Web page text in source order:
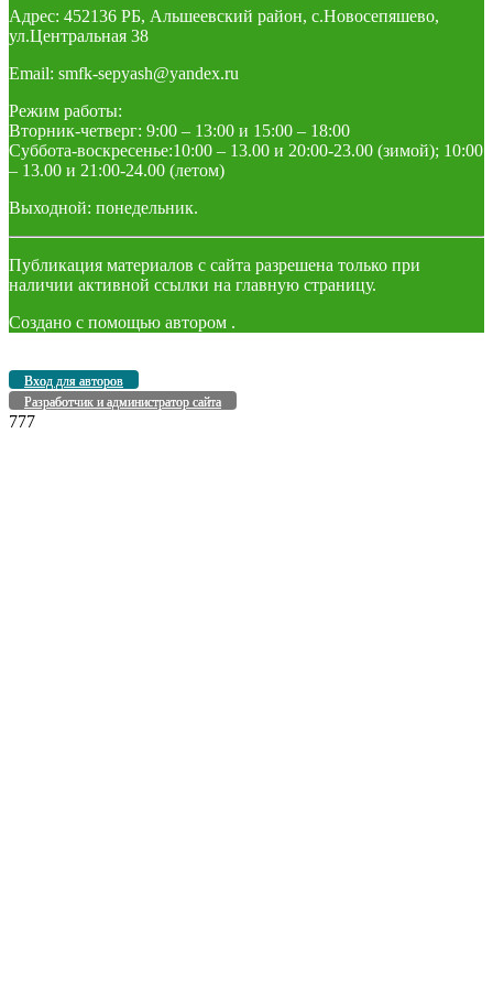
Адрес: 452136 РБ, Альшеевский район, с.Новосепяшево,
ул.Центральная 38
Email: smfk-sepyash@yandex.ru
Режим работы:
Вторник-четверг: 9:00 – 13:00 и 15:00 – 18:00
Суббота-воскресенье:10:00 – 13.00 и 20:00-23.00 (зимой); 10:00
– 13.00 и 21:00-24.00 (летом)
Выходной: понедельник.
Публикация материалов с сайта разрешена только при
наличии активной ссылки на главную страницу.
Создано с помощью автором .
Вход для авторов
Разработчик и администратор сайта
777